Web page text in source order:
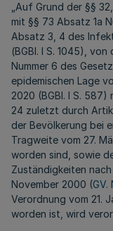
„Auf Grund der §§
mit §§ 73 Absatz 1a
Absatz 3, 4 des
(BGBl. I S. 1045),
Nummer 6 des
epidemischen Lage
2020 (BGBl. I S.
24 zuletzt durch
der Bevölkerung bei
Tragweite vom 27.
worden sind, sowie
Zuständigkeiten
November 2000 (GV.
Verordnung vom 21.
worden ist, wird